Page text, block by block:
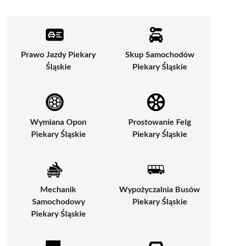
Prawo Jazdy Piekary
Śląskie
Skup Samochodów
Piekary Śląskie
Wymiana Opon
Piekary Śląskie
Prostowanie Felg
Piekary Śląskie
Mechanik
Samochodowy
Piekary Śląskie
Wypożyczalnia Busów
Piekary Śląskie